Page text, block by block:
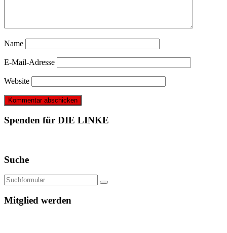
Name
E-Mail-Adresse
Website
Spenden für DIE LINKE
Suche
Mitglied werden